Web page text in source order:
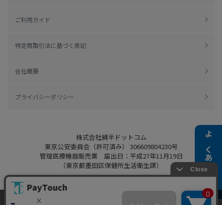
よくある質問
ご利用ガイド
特定商取引法に基づく表記
会社概要
プライバシーポリシー
株式会社綿半ドットコム
東京公安委員会（許可済み） 306609804230号
管理医療機器販売業 届出日：平成27年11月19日
（東京都墨田区保健所生活衛生課）